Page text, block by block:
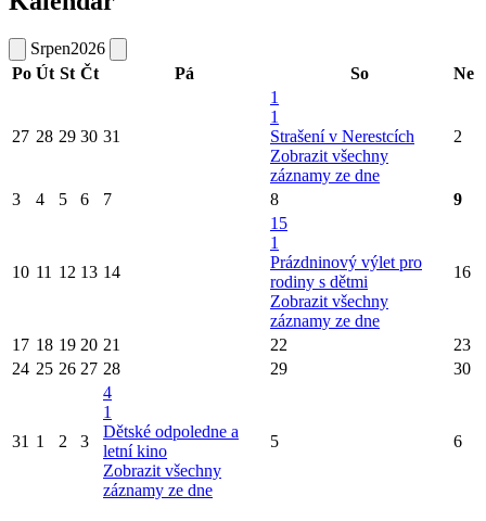
Srpen2026
Po Út St Čt Pá So Ne
27 28 29 30 31
1
1
Strašení v Nerestcích
Zobrazit všechny
záznamy ze dne
2
3 4 5 6 7 8 9
10 11 12 13 14
15
1
Prázdninový výlet pro
rodiny s dětmi
Zobrazit všechny
záznamy ze dne
16
17 18 19 20 21 22
23
24 25 26 27 28 29 30
31 1 2 3
4
1
Dětské odpoledne a
letní kino
Zobrazit všechny
záznamy ze dne
5 6